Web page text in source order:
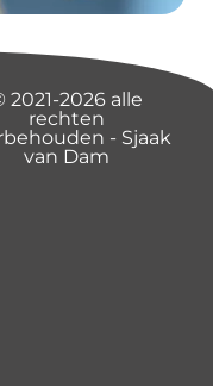
2021-2026 alle
rechten
- Sjaak
van Dam